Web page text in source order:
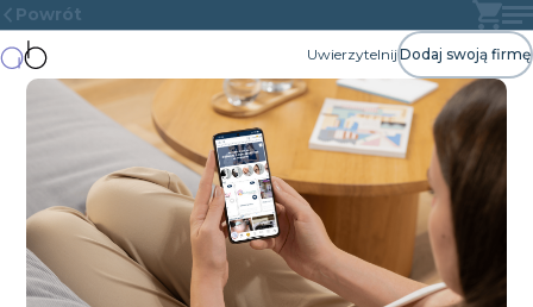
Powrót
UwierzytelnijDodaj swoją firmę